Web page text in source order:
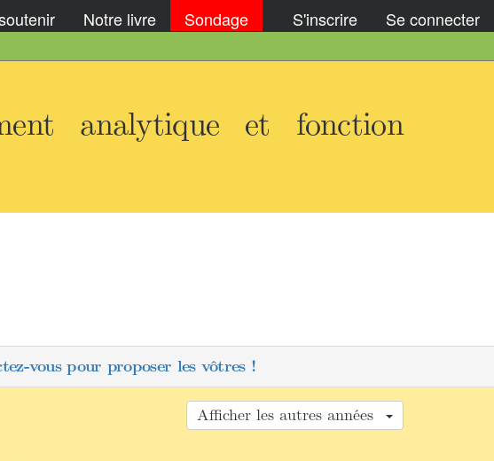
Notre livre Sondage S'inscrire Se connecter
analytique et fonction
vous pour proposer les vôtres !
Afficher les autres années